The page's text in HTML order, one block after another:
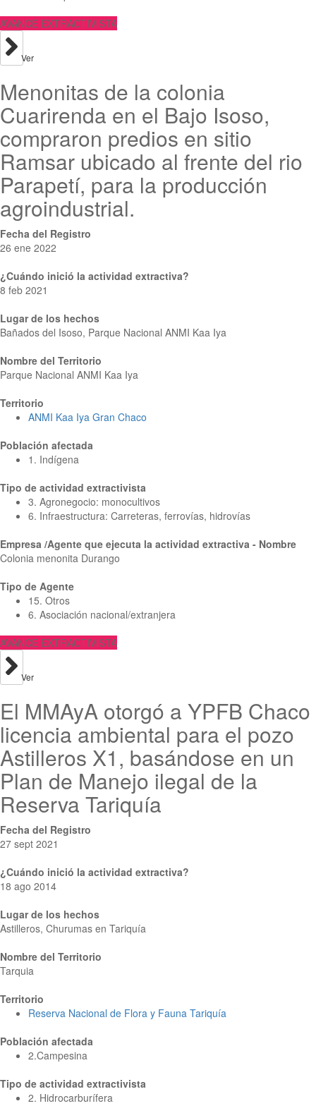
AVANCE EXTRACTIVISTA
Ver
Menonitas de la colonia
Cuarirenda en el Bajo Isoso,
compraron predios en sitio
Ramsar ubicado al frente del rio
Parapetí, para la producción
agroindustrial.
Fecha del Registro
26 ene 2022
¿Cuándo inició la actividad extractiva?
8 feb 2021
Lugar de los hechos
Bañados del Isoso, Parque Nacional ANMI Kaa Iya
Nombre del Territorio
Parque Nacional ANMI Kaa Iya
Territorio
ANMI Kaa Iya Gran Chaco
Población afectada
1. Indígena
Tipo de actividad extractivista
3. Agronegocio: monocultivos
6. Infraestructura: Carreteras, ferrovías, hidrovías
Empresa /Agente que ejecuta la actividad extractiva - Nombre
Colonia menonita Durango
Tipo de Agente
15. Otros
6. Asociación nacional/extranjera
AVANCE EXTRACTIVISTA
Ver
El MMAyA otorgó a YPFB Chaco
licencia ambiental para el pozo
Astilleros X1, basándose en un
Plan de Manejo ilegal de la
Reserva Tariquía
Fecha del Registro
27 sept 2021
¿Cuándo inició la actividad extractiva?
18 ago 2014
Lugar de los hechos
Astilleros, Churumas en Tariquía
Nombre del Territorio
Tarquia
Territorio
Reserva Nacional de Flora y Fauna Tariquía
Población afectada
2.Campesina
Tipo de actividad extractivista
2. Hidrocarburífera